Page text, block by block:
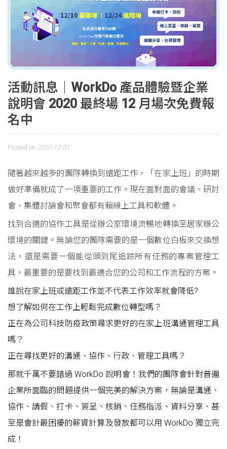
活動訊息｜WorkDo 產品體驗暨企業
說明會 2020 最終場 12 月場次免費報
名中
Posted on 2020-12-01
隨著越來越多的團隊轉換到遠距工作，「在家上班」的時期
做好準備就成了一項重要的工作。現在面對面的會議、研討
會、集體討論會和聚會都有賴線上工具和軟體。
找到合適的協作工具是從辦公室環境流暢地轉換至居家辦公
環境的關鍵。無論您的團隊需要的是一個數位白板來交換想
法，還是需要一個能從頭到尾追踪所有任務的專案管理工
具，最重要的是要找到最適合您的公司和工作流程的方案。
誰說在家上班或遠距工作並不代表工作效率就會降低?
想了解如何在工作上輕鬆完成數位轉型嗎？
正在為公司科技防疫政策尋求更好的在家上班溝通管理工具
嗎？
正在尋找更好的溝通、協作、行政、管理工具嗎？
那就千萬不要錯過 WorkDo 說明會！我們的團隊會針對普遍
企業所面臨的問題提供一個完美的解決方案，無論是溝通、
協作、請假、打卡、簽呈、核銷、任務指派、資料分享、甚
至是會計最困擾的薪資計算及發放都可以用 WorkDo 獨立完
成！